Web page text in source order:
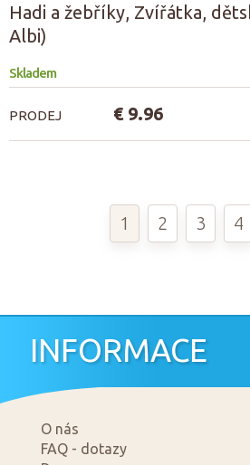
Hadi a žebříky, Zvířátka,
Albi)
Skladem
PRODEJ € 9.96
1 2 3 4
INFORMACE
O nás
FAQ - dotazy